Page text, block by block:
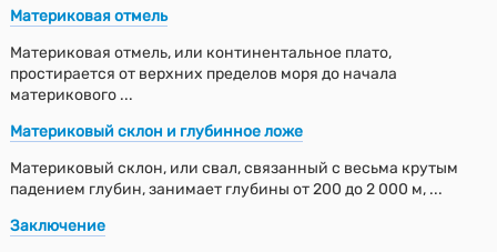
Материковая отмель
Материковая отмель, или континентальное плато,
простирается от верхних пределов моря до начала
материкового ...
Материковый склон и глубинное ложе
Материковый склон, или свал, связанный с весьма крутым
падением глубин, занимает глубины от 200 до 2 000 м, ...
Заключение